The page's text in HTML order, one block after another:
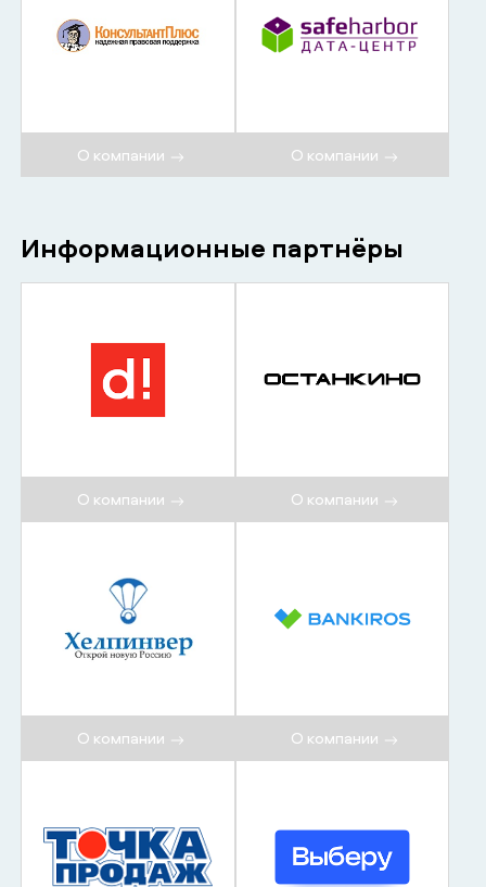
О компании О компании
Информационные партнёры
О компании О компании
О компании О компании